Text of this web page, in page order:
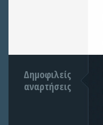
Δημοφιλείς
αναρτήσεις